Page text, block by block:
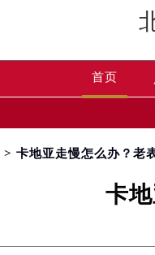
首页
> 卡地亚走慢怎么办？老
卡